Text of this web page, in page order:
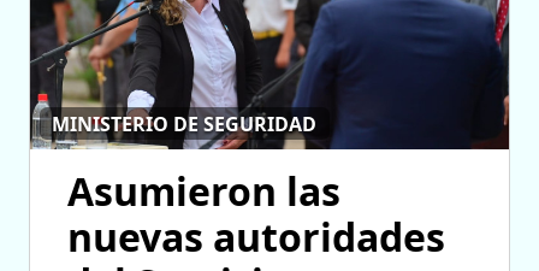
MINISTERIO DE SEGURIDAD
Asumieron las
nuevas autoridades